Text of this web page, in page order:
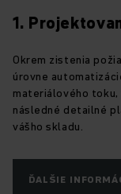
1.
Okrem zistenia
úrovne
materiálového toku,
následné detailné
vášho skladu.
ĎALŠIE